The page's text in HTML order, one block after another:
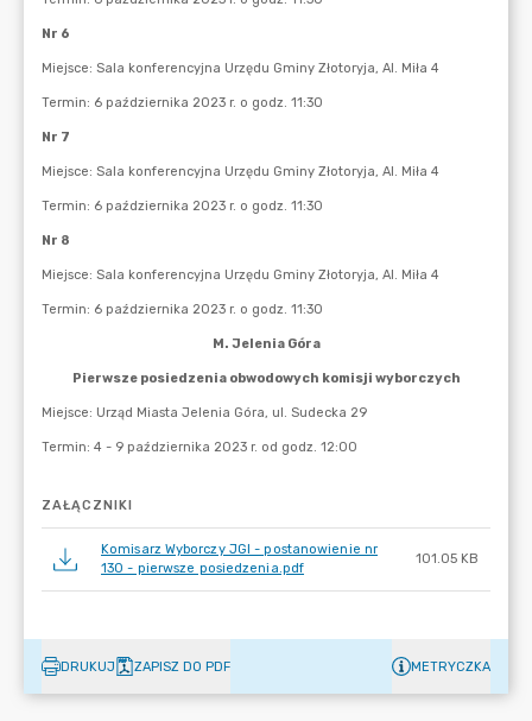
ZAŁĄCZNIKI
Komisarz Wyborczy JGI - postanowienie nr
130 - pierwsze posiedzenia.pdf
101.05 KB
DRUKUJ ZAPISZ DO PDF METRYCZKA